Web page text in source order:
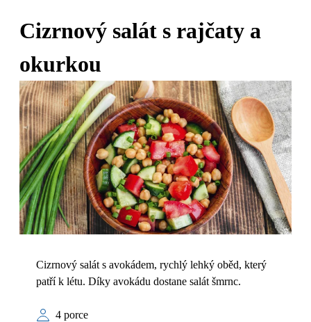
Cizrnový salát s rajčaty a
okurkou
Cizrnový salát s avokádem, rychlý lehký oběd, který
patří k létu. Díky avokádu dostane salát šmrnc.
4 porce